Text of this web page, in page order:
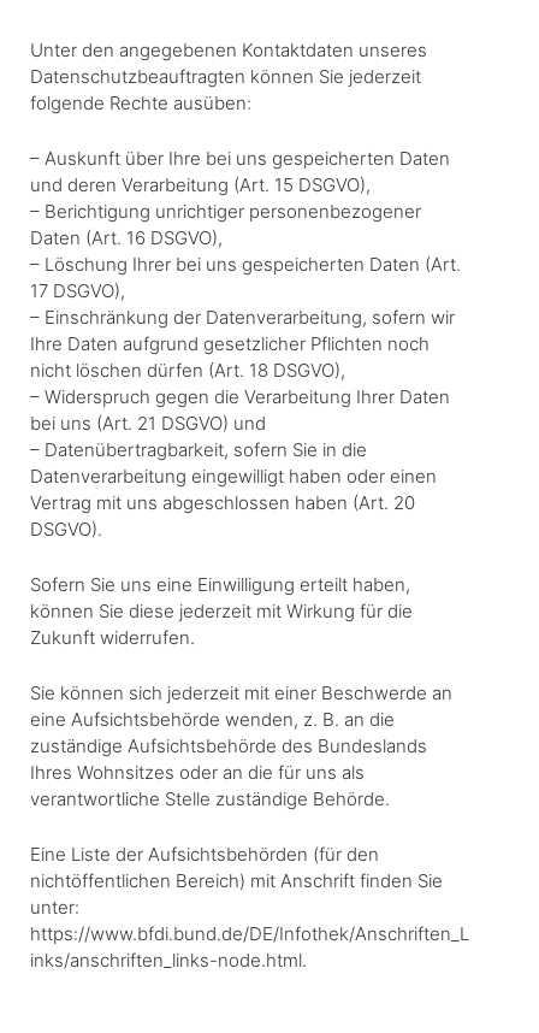
Unter den angegebenen Kontaktdaten unseres
Datenschutzbeauftragten können Sie jederzeit
folgende Rechte ausüben:
– Auskunft über Ihre bei uns gespeicherten Daten
und deren Verarbeitung (Art. 15 DSGVO),
– Berichtigung unrichtiger personenbezogener
Daten (Art. 16 DSGVO),
– Löschung Ihrer bei uns gespeicherten Daten (Art.
17 DSGVO),
– Einschränkung der Datenverarbeitung, sofern wir
Ihre Daten aufgrund gesetzlicher Pflichten noch
nicht löschen dürfen (Art. 18 DSGVO),
– Widerspruch gegen die Verarbeitung Ihrer Daten
bei uns (Art. 21 DSGVO) und
– Datenübertragbarkeit, sofern Sie in die
Datenverarbeitung eingewilligt haben oder einen
Vertrag mit uns abgeschlossen haben (Art. 20
DSGVO).
Sofern Sie uns eine Einwilligung erteilt haben,
können Sie diese jederzeit mit Wirkung für die
Zukunft widerrufen.
Sie können sich jederzeit mit einer Beschwerde an
eine Aufsichtsbehörde wenden, z. B. an die
zuständige Aufsichtsbehörde des Bundeslands
Ihres Wohnsitzes oder an die für uns als
verantwortliche Stelle zuständige Behörde.
Eine Liste der Aufsichtsbehörden (für den
nichtöffentlichen Bereich) mit Anschrift finden Sie
unter:
https://www.bfdi.bund.de/DE/Infothek/Anschriften_L
inks/anschriften_links-node.html.